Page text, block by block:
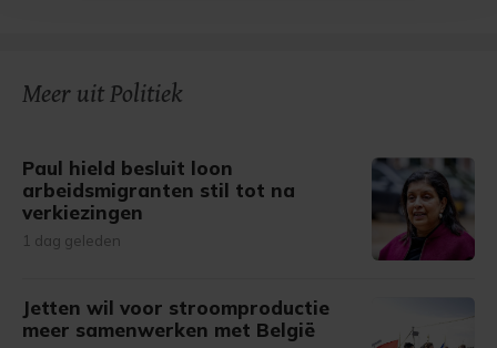
Meer uit Politiek
Paul hield besluit loon
arbeidsmigranten stil tot na
verkiezingen
1 dag geleden
Jetten wil voor stroomproductie
meer samenwerken met België